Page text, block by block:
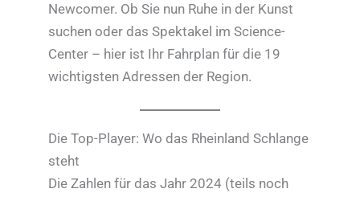
Newcomer. Ob Sie nun Ruhe in der Kunst
suchen oder das Spektakel im Science-
Center – hier ist Ihr Fahrplan für die 19
wichtigsten Adressen der Region.
Die Top-Player: Wo das Rheinland Schlange
steht
Die Zahlen für das Jahr 2024 (teils noch